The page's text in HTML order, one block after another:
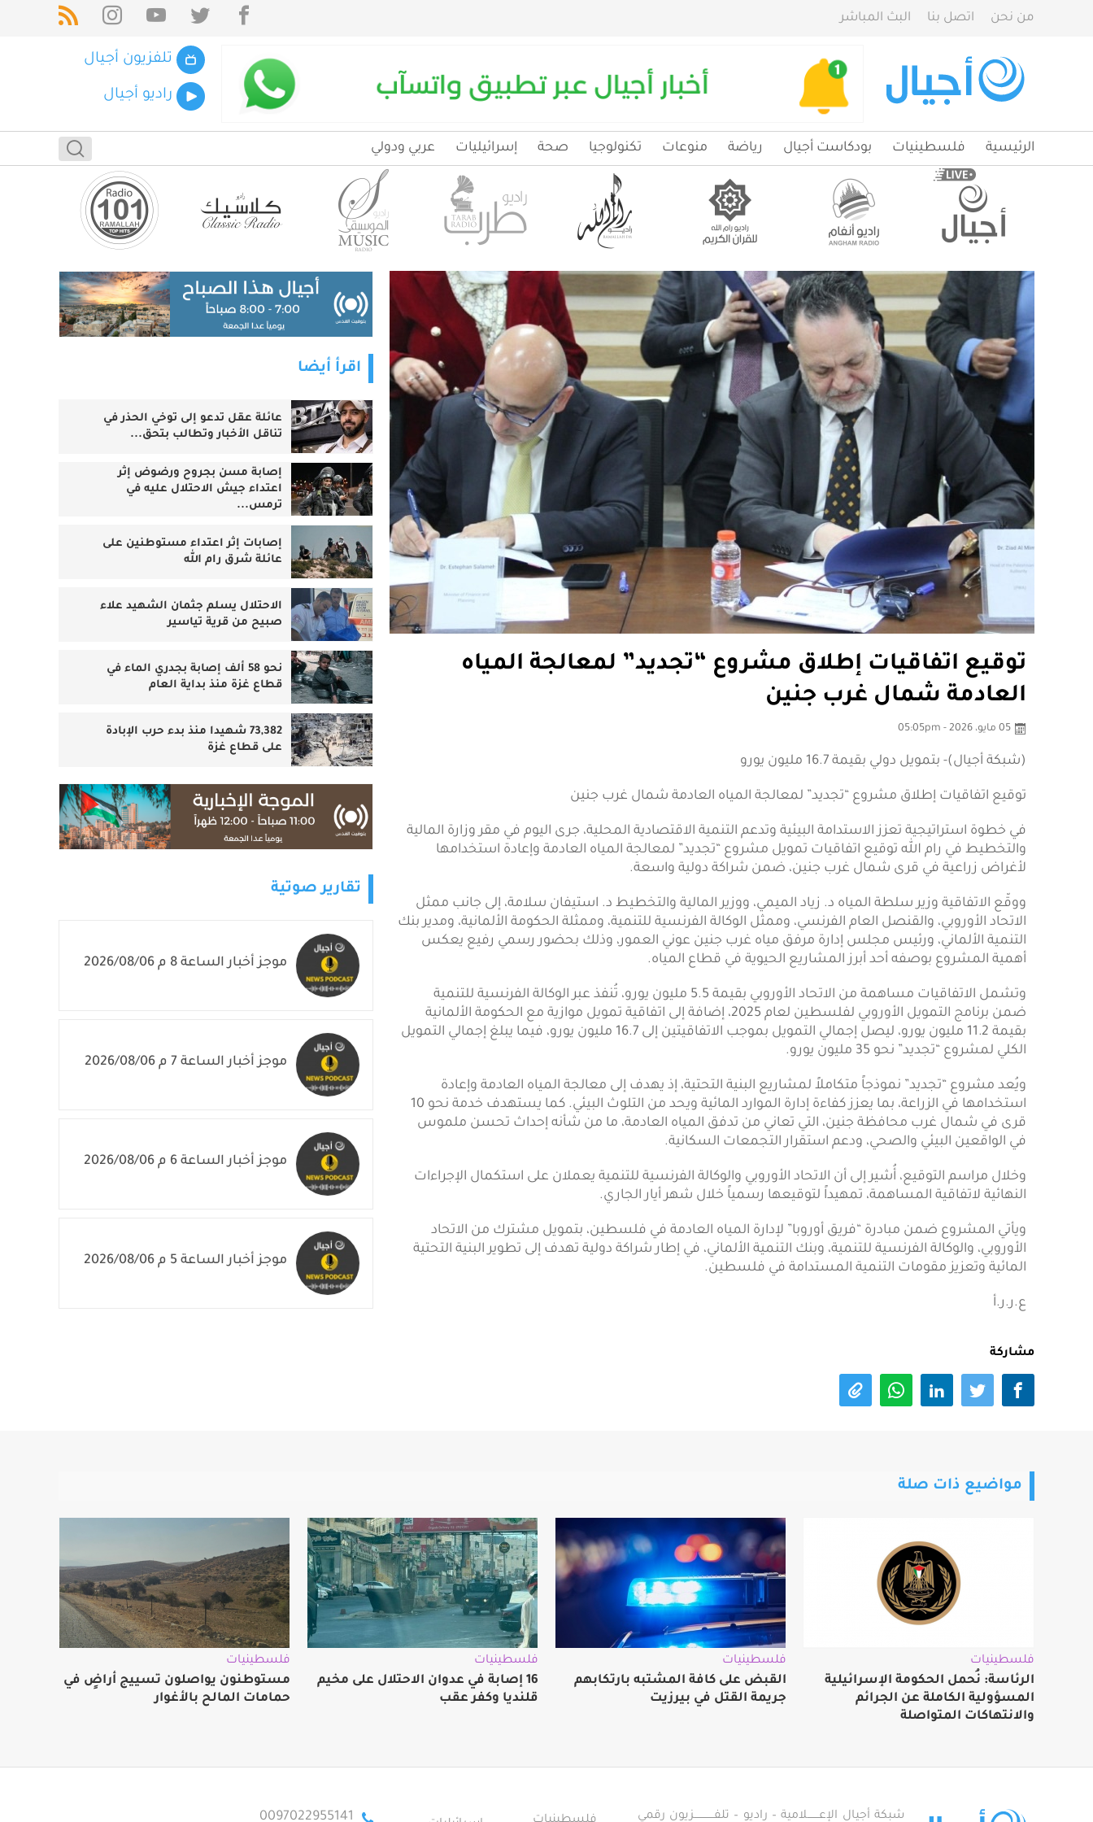
من نحن اتصل بنا البث المباشر
تلفزيون أجيال
راديو أجيال
الرئيسية فلسطينيات بودكاست أجيال رياضة منوعات تكنولوجيا صحة إسرائيليات عربي ودولي
توقيع اتفاقيات إطلاق مشروع “تجديد” لمعالجة المياه
العادمة شمال غرب جنين
05 مايو، 2026 - 05:05pm
(شبكة أجيال)- بتمويل دولي بقيمة 16.7 مليون يورو
توقيع اتفاقيات إطلاق مشروع “تجديد” لمعالجة المياه العادمة شمال غرب جنين
في خطوة استراتيجية تعزز الاستدامة البيئية وتدعم التنمية الاقتصادية المحلية، جرى اليوم في مقر وزارة المالية
والتخطيط في رام الله توقيع اتفاقيات تمويل مشروع “تجديد” لمعالجة المياه العادمة وإعادة استخدامها
لأغراض زراعية في قرى شمال غرب جنين، ضمن شراكة دولية واسعة.
ووقّع الاتفاقية وزير سلطة المياه د. زياد الميمي، ووزير المالية والتخطيط د. استيفان سلامة، إلى جانب ممثل
الاتحاد الأوروبي، والقنصل العام الفرنسي، وممثل الوكالة الفرنسية للتنمية، وممثلة الحكومة الألمانية، ومدير بنك
التنمية الألماني، ورئيس مجلس إدارة مرفق مياه غرب جنين عوني العمور، وذلك بحضور رسمي رفيع يعكس
أهمية المشروع بوصفه أحد أبرز المشاريع الحيوية في قطاع المياه.
وتشمل الاتفاقيات مساهمة من الاتحاد الأوروبي بقيمة 5.5 مليون يورو، تُنفذ عبر الوكالة الفرنسية للتنمية
ضمن برنامج التمويل الأوروبي لفلسطين لعام 2025، إضافة إلى اتفاقية تمويل موازية مع الحكومة الألمانية
بقيمة 11.2 مليون يورو، ليصل إجمالي التمويل بموجب الاتفاقيتين إلى 16.7 مليون يورو، فيما يبلغ إجمالي التمويل
الكلي لمشروع “تجديد” نحو 35 مليون يورو.
ويُعد مشروع “تجديد” نموذجاً متكاملاً لمشاريع البنية التحتية، إذ يهدف إلى معالجة المياه العادمة وإعادة
استخدامها في الزراعة، بما يعزز كفاءة إدارة الموارد المائية ويحد من التلوث البيئي. كما يستهدف خدمة نحو 10
قرى في شمال غرب محافظة جنين، التي تعاني من تدفق المياه العادمة، ما من شأنه إحداث تحسن ملموس
في الواقعين البيئي والصحي، ودعم استقرار التجمعات السكانية.
وخلال مراسم التوقيع، أُشير إلى أن الاتحاد الأوروبي والوكالة الفرنسية للتنمية يعملان على استكمال الإجراءات
النهائية لاتفاقية المساهمة، تمهيداً لتوقيعها رسمياً خلال شهر أيار الجاري.
ويأتي المشروع ضمن مبادرة “فريق أوروبا” لإدارة المياه العادمة في فلسطين، بتمويل مشترك من الاتحاد
الأوروبي، والوكالة الفرنسية للتنمية، وبنك التنمية الألماني، في إطار شراكة دولية تهدف إلى تطوير البنية التحتية
المائية وتعزيز مقومات التنمية المستدامة في فلسطين.
ع.ر.ر.أ
مشاركة
اقرأ أيضا
عائلة عقل تدعو إلى توخي الحذر في
تناقل الأخبار وتطالب بتحق...
إصابة مسن بجروح ورضوض إثر
اعتداء جيش الاحتلال عليه في
ترمس...
‏إصابات إثر اعتداء مستوطنين على
عائلة شرق رام الله
الاحتلال يسلم جثمان الشهيد علاء
صبيح من قرية تياسير
نحو 58 ألف إصابة بجدري الماء في
قطاع غزة منذ بداية العام
73,382 شهيدا منذ بدء حرب الإبادة
على قطاع غزة
تقارير صوتية
موجز أخبار الساعة 8 م 2026/08/06
موجز أخبار الساعة 7 م 2026/08/06
موجز أخبار الساعة 6 م 2026/08/06
موجز أخبار الساعة 5 م 2026/08/06
مواضيع ذات صلة
فلسطينيات
الرئاسة: نُحمل الحكومة الإسرائيلية
المسؤولية الكاملة عن الجرائم
والانتهاكات المتواصلة
فلسطينيات
القبض على كافة المشتبه بارتكابهم
جريمة القتل في بيرزيت
فلسطينيات
16 إصابة في عدوان الاحتلال على مخيم
قلنديا وكفر عقب
فلسطينيات
مستوطنون يواصلون تسييج أراضٍ في
حمامات المالح بالأغوار
شبكة أجيال الإعـــــــلامية – راديو – تلفــــــــــــزيون رقمي 0097022955141